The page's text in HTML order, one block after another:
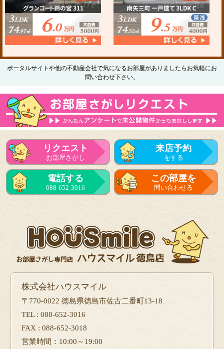
ポータルサイトや他の不動産会社で気になるお部屋がありましたらお気軽にお
問い合わせ下さい。
リクエスト
お部屋さがし
来店予約
をする
電話する
088-652-3016
この部屋を
問い合わせる
株式会社ハウスマイル
〒770-0022 徳島県徳島市佐古二番町13-18
TEL : 088-652-3016
FAX : 088-652-3018
営業時間：10:00～19:00